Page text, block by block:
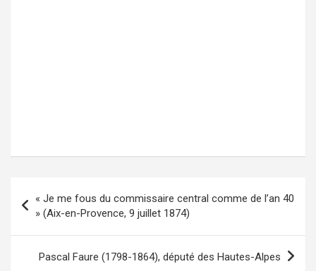
Navigation
l’article
« Je me fous du commissaire central comme de l’an 40
» (Aix-en-Provence, 9 juillet 1874)
Pascal Faure (1798-1864), député des Hautes-Alpes